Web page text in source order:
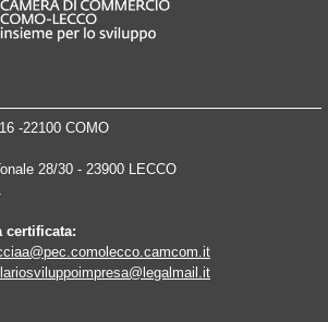
-22100 COMO
28/30 - 23900 LECCO
certificata:
lariosviluppoimpresa@legalmail.it